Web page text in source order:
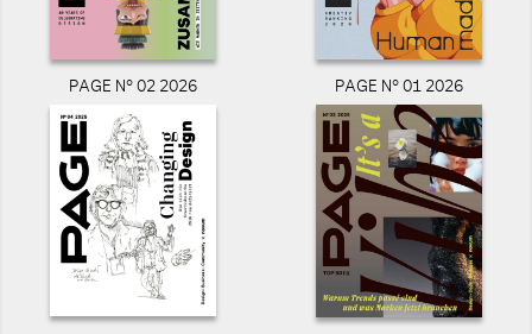
PAGE N° 02 2026 PAGE N° 01 2026